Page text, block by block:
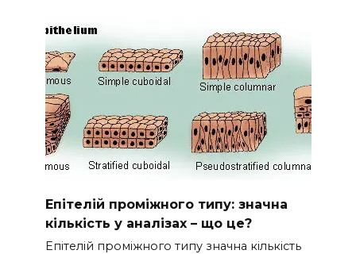
Епітелій проміжного типу: значна
кількість у аналізах – що це?
Епітелій проміжного типу значна кількість